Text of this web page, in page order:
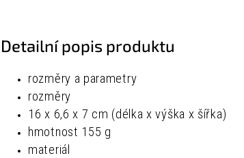
Detailní popis produktu
rozměry a parametry
rozměry
16 x 6,6 x 7 cm (délka x výška x šířka)
hmotnost 155 g
materiál